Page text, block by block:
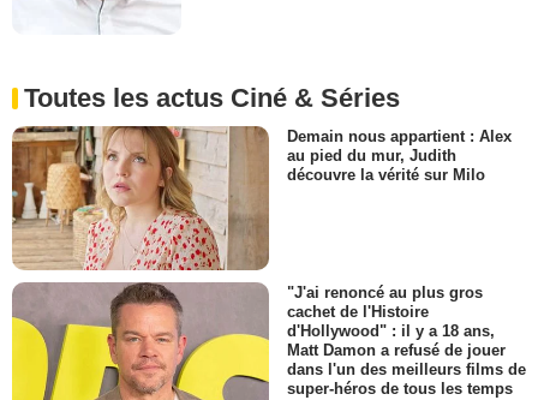
Toutes les actus Ciné & Séries
Demain nous appartient : Alex
au pied du mur, Judith
découvre la vérité sur Milo
"J'ai renoncé au plus gros
cachet de l'Histoire
d'Hollywood" : il y a 18 ans,
Matt Damon a refusé de jouer
dans l'un des meilleurs films de
super-héros de tous les temps